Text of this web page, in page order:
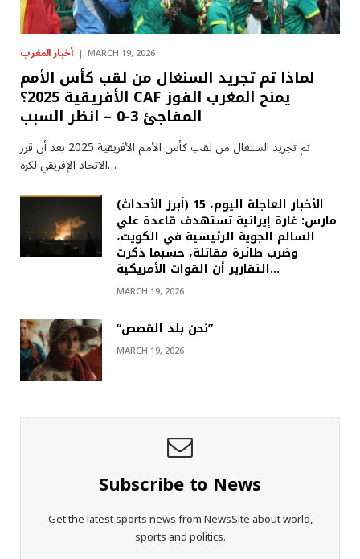
أخبار المغرب MARCH 19, 2026
لماذا تم تجريد السنغال من لقب كأس الأمم
الأفريقية 2025؟ CAF يمنح المغرب الفوز
المفاجئ 3-0 – انظر السبب
تم تجريد السنغال من لقب كأس الأمم الأفريقية 2025 بعد أن قرر
الاتحاد الإفريقي لكرة…
(أبرز الأحداث) الأخبار العاجلة اليوم، 15
مارس: غارة إيرانية تستهدف قاعدة علي
السالم الجوية الرئيسية في الكويت،
وضرب طائرة مقاتلة، حسبما ذكرت
التقارير أن القوات الأمريكية…
MARCH 19, 2026
“نحن بلد القصص”
MARCH 19, 2026
Subscribe to News
Get the latest sports news from NewsSite about world,
sports and politics.